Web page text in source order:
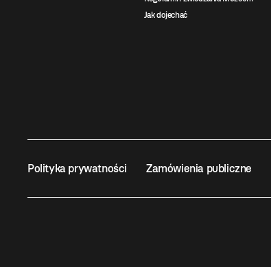
Jak dojechać
Polityka prywatności Zamówienia publiczne